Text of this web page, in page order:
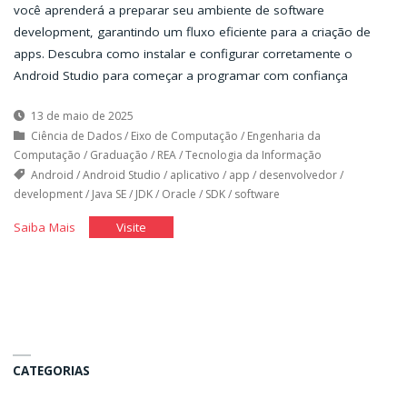
você aprenderá a preparar seu ambiente de software
development, garantindo um fluxo eficiente para a criação de
apps. Descubra como instalar e configurar corretamente o
Android Studio para começar a programar com confiança
13 de maio de 2025
Ciência de Dados/ Eixo de Computação / Engenharia da
Computação / Graduação / REA/Tecnologia da Informação
Android /Android Studio / aplicativo / app / desenvolvedor/
development/ Java SE/ JDK/ Oracle / SDK/ software
Saiba Mais"Instalação
Visite"Instalação
CATEGORIAS